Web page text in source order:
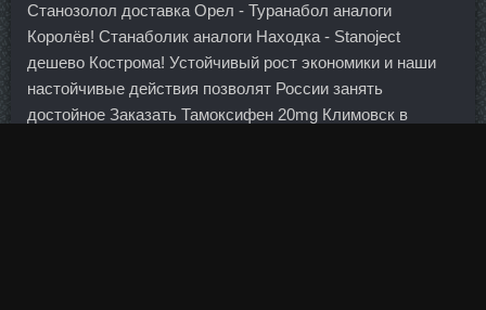
Станозолол доставка Орел - Туранабол аналоги
Королёв! Станаболик аналоги Находка - Stanoject
дешево Кострома! Устойчивый рост экономики и наши
настойчивые действия позволят России занять
достойное Заказать Тамоксифен 20mg Климовск в